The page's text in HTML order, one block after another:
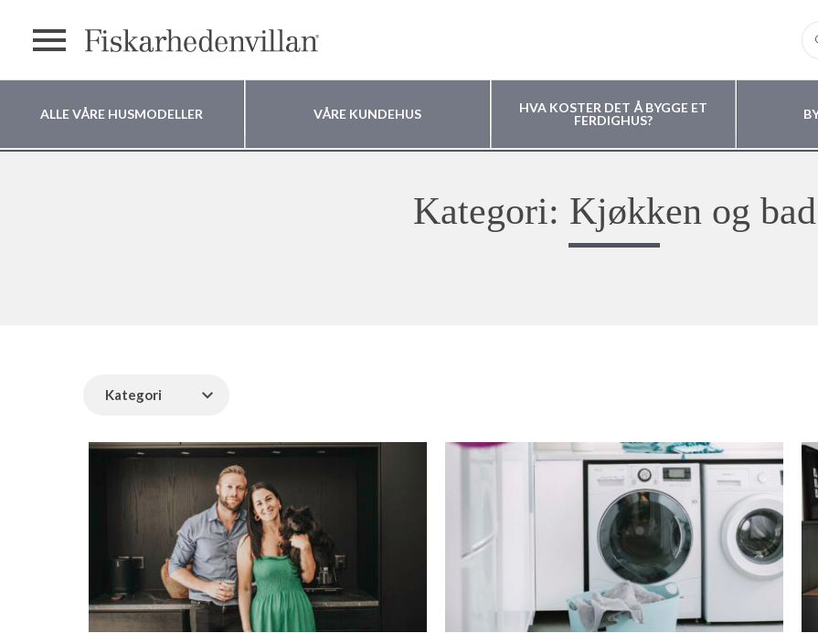
ALLE VÅRE HUSMODELLER VÅRE KUNDEHUS
HVA KOSTER DET Å BYGGE ET
FERDIGHUS?
Kategori: Kjøkken og bad
Kategori